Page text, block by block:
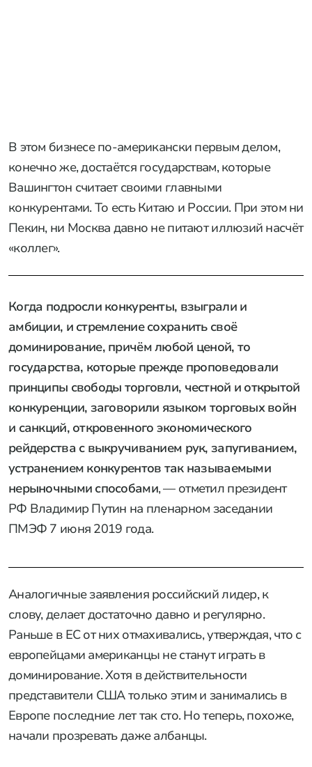
В этом бизнесе по-американски первым делом,
конечно же, достаётся государствам, которые
Вашингтон считает своими главными
конкурентами. То есть Китаю и России. При этом ни
Пекин, ни Москва давно не питают иллюзий насчёт
«коллег».
Когда подросли конкуренты, взыграли и
амбиции, и стремление сохранить своё
доминирование, причём любой ценой, то
государства, которые прежде проповедовали
принципы свободы торговли, честной и открытой
конкуренции, заговорили языком торговых войн
и санкций, откровенного экономического
рейдерства с выкручиванием рук, запугиванием,
устранением конкурентов так называемыми
нерыночными способами, — отметил президент
РФ Владимир Путин на пленарном заседании
ПМЭФ 7 июня 2019 года.
Аналогичные заявления российский лидер, к
слову, делает достаточно давно и регулярно.
Раньше в ЕС от них отмахивались, утверждая, что с
европейцами американцы не станут играть в
доминирование. Хотя в действительности
представители США только этим и занимались в
Европе последние лет так сто. Но теперь, похоже,
начали прозревать даже албанцы.